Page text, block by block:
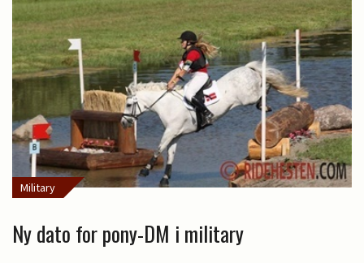
Military
Ny dato for pony-DM i military